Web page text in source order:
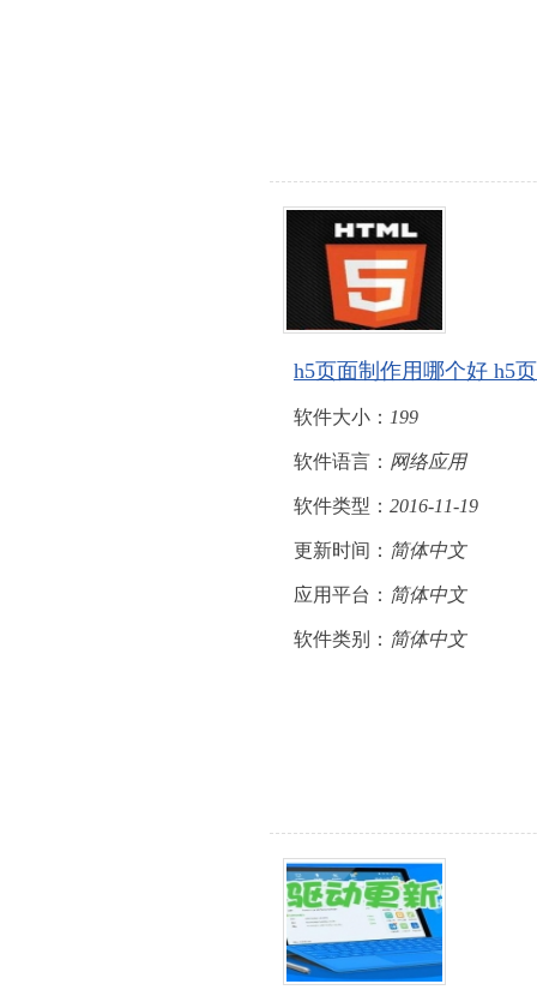
h5页面制作用哪个好 h5
软件大小： 199
软件语言： 网络应用
软件类型： 2016-11-19
更新时间： 简体中文
应用平台： 简体中文
软件类别： 简体中文